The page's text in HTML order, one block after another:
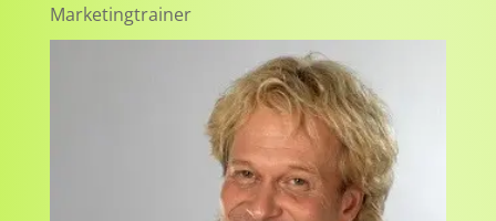
Marketingtrainer